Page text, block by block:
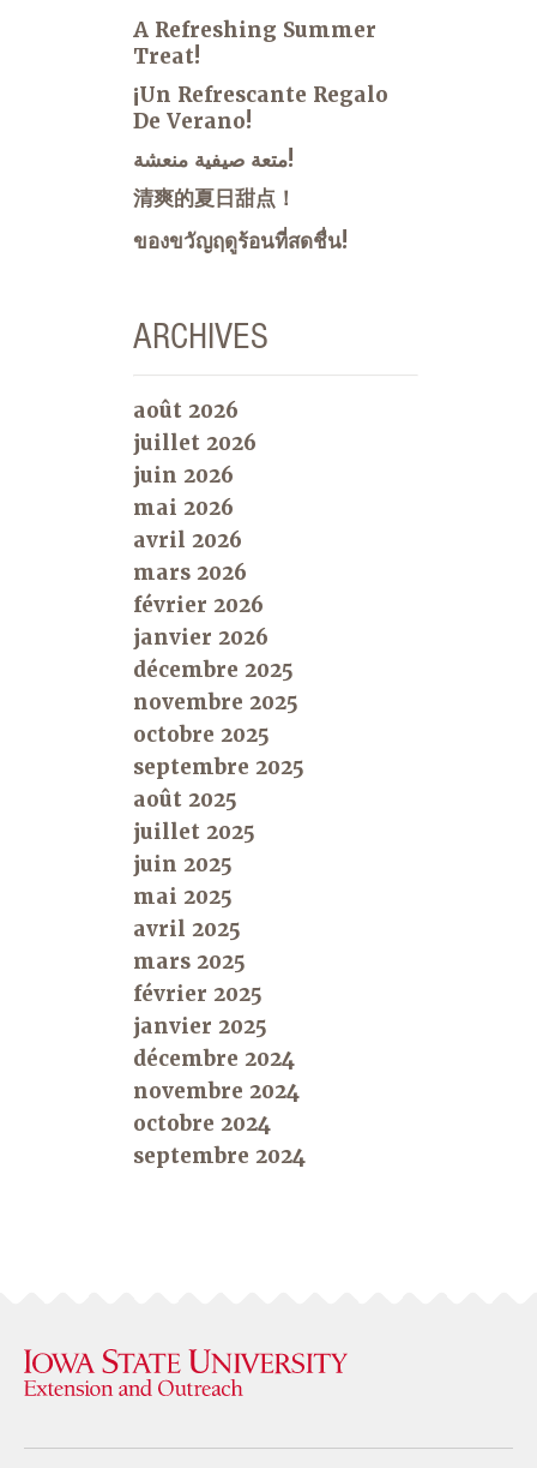
A Refreshing Summer
Treat!
¡Un Refrescante Regalo
De Verano!
متعة صيفية منعشة!
清爽的夏日甜点！
ของขวัญฤดูร้อนที่สดชื่น!
ARCHIVES
août 2026
juillet 2026
juin 2026
mai 2026
avril 2026
mars 2026
février 2026
janvier 2026
décembre 2025
novembre 2025
octobre 2025
septembre 2025
août 2025
juillet 2025
juin 2025
mai 2025
avril 2025
mars 2025
février 2025
janvier 2025
décembre 2024
novembre 2024
octobre 2024
septembre 2024